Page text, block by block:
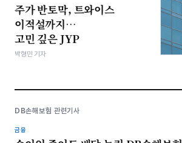
주가 반토막, 트와이스
이적설까지…
고민 깊은 JYP
박형민 기자
DB손해보험 관련기사
금융